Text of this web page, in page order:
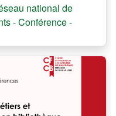
national de
- Conférence -